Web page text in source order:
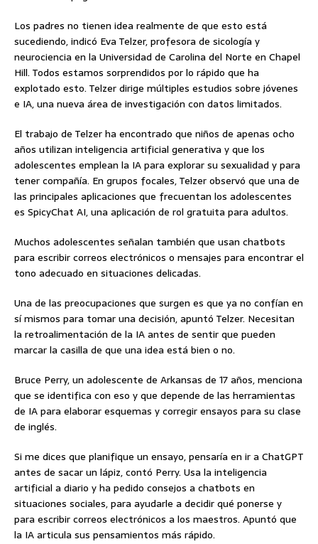
Los padres no tienen idea realmente de que esto está
sucediendo, indicó Eva Telzer, profesora de sicología y
neurociencia en la Universidad de Carolina del Norte en Chapel
Hill. Todos estamos sorprendidos por lo rápido que ha
explotado esto. Telzer dirige múltiples estudios sobre jóvenes
e IA, una nueva área de investigación con datos limitados.
El trabajo de Telzer ha encontrado que niños de apenas ocho
años utilizan inteligencia artificial generativa y que los
adolescentes emplean la IA para explorar su sexualidad y para
tener compañía. En grupos focales, Telzer observó que una de
las principales aplicaciones que frecuentan los adolescentes
es SpicyChat AI, una aplicación de rol gratuita para adultos.
Muchos adolescentes señalan también que usan chatbots
para escribir correos electrónicos o mensajes para encontrar el
tono adecuado en situaciones delicadas.
Una de las preocupaciones que surgen es que ya no confían en
sí mismos para tomar una decisión, apuntó Telzer. Necesitan
la retroalimentación de la IA antes de sentir que pueden
marcar la casilla de que una idea está bien o no.
Bruce Perry, un adolescente de Arkansas de 17 años, menciona
que se identifica con eso y que depende de las herramientas
de IA para elaborar esquemas y corregir ensayos para su clase
de inglés.
Si me dices que planifique un ensayo, pensaría en ir a ChatGPT
antes de sacar un lápiz, contó Perry. Usa la inteligencia
artificial a diario y ha pedido consejos a chatbots en
situaciones sociales, para ayudarle a decidir qué ponerse y
para escribir correos electrónicos a los maestros. Apuntó que
la IA articula sus pensamientos más rápido.